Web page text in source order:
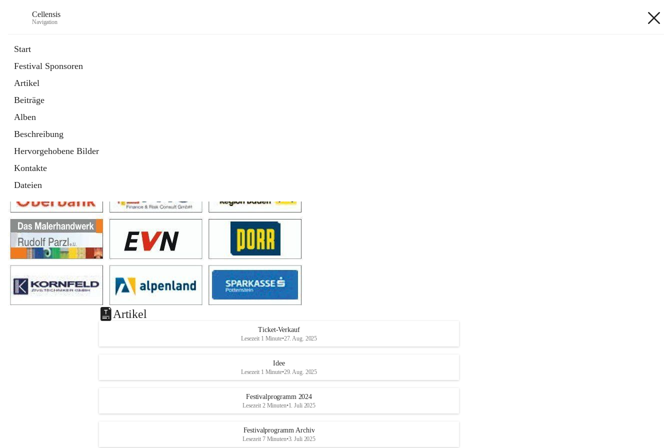
Cellensis
Navigation
Start
Festival Sponsoren
Artikel
Beiträge
Alben
Beschreibung
Hervorgehobene Bilder
Kontakte
Dateien
Festival Sponsoren
Artikel
Ticket-Verkauf
Lesezeit 1 Minute•27. Aug. 2025
Idee
Lesezeit 1 Minute•29. Aug. 2025
Festivalprogramm 2024
Lesezeit 2 Minuten•1. Juli 2025
Festivalprogramm Archiv
Lesezeit 7 Minuten•3. Juli 2025